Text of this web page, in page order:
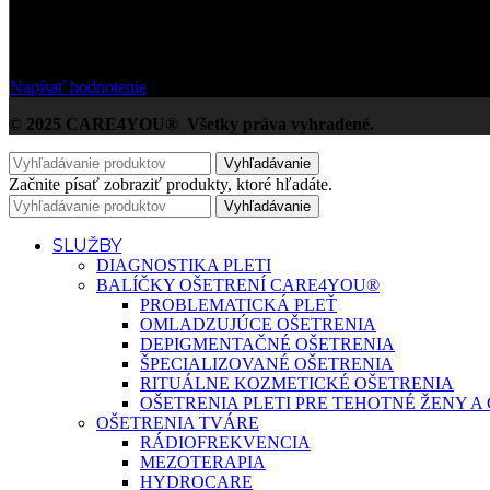
Napísať hodnotenie
© 2025 CARE4YOU® Všetky práva vyhradené.
Vyhľadávanie
Začnite písať zobraziť produkty, ktoré hľadáte.
Vyhľadávanie
SLUŽBY
DIAGNOSTIKA PLETI
BALÍČKY OŠETRENÍ CARE4YOU®
PROBLEMATICKÁ PLEŤ
OMLADZUJÚCE OŠETRENIA
DEPIGMENTAČNÉ OŠETRENIA
ŠPECIALIZOVANÉ OŠETRENIA
RITUÁLNE KOZMETICKÉ OŠETRENIA
OŠETRENIA PLETI PRE TEHOTNÉ ŽENY
OŠETRENIA TVÁRE
RÁDIOFREKVENCIA
MEZOTERAPIA
HYDROCARE